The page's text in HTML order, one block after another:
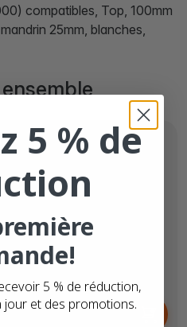
compatibles, Top, 100mm
25mm, blanches,
5 % de
5 % de réduction,
jour et des promotions.